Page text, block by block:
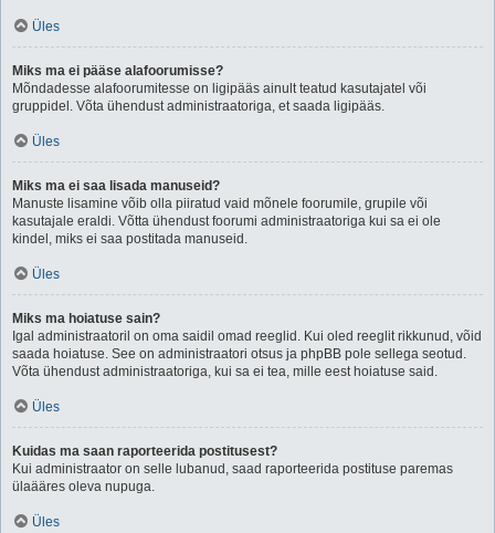
Üles
Miks ma ei pääse alafoorumisse?
Mõndadesse alafoorumitesse on ligipääs ainult teatud kasutajatel või
gruppidel. Võta ühendust administraatoriga, et saada ligipääs.
Üles
Miks ma ei saa lisada manuseid?
Manuste lisamine võib olla piiratud vaid mõnele foorumile, grupile või
kasutajale eraldi. Võtta ühendust foorumi administraatoriga kui sa ei ole
kindel, miks ei saa postitada manuseid.
Üles
Miks ma hoiatuse sain?
Igal administraatoril on oma saidil omad reeglid. Kui oled reeglit rikkunud, võid
saada hoiatuse. See on administraatori otsus ja phpBB pole sellega seotud.
Võta ühendust administraatoriga, kui sa ei tea, mille eest hoiatuse said.
Üles
Kuidas ma saan raporteerida postitusest?
Kui administraator on selle lubanud, saad raporteerida postituse paremas
ülaääres oleva nupuga.
Üles